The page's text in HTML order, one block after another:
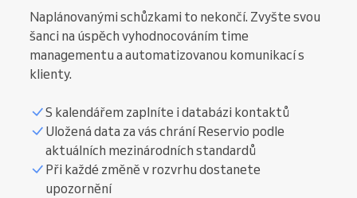
Naplánovanými schůzkami to nekončí. Zvyšte svou
šanci na úspěch vyhodnocováním time
managementu a automatizovanou komunikací s
klienty.
S kalendářem zaplníte i databázi kontaktů
Uložená data za vás chrání Reservio podle
aktuálních mezinárodních standardů
Při každé změně v rozvrhu dostanete
upozornění